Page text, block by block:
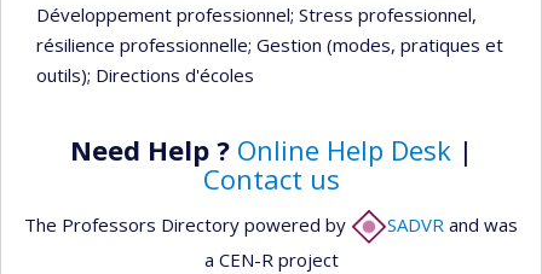
Développement professionnel; Stress professionnel,
résilience professionnelle; Gestion (modes, pratiques et
outils); Directions d'écoles
Need Help ? Online Help Desk|
Contact us
The Professors Directory powered by SADVR and was
a CEN-R project